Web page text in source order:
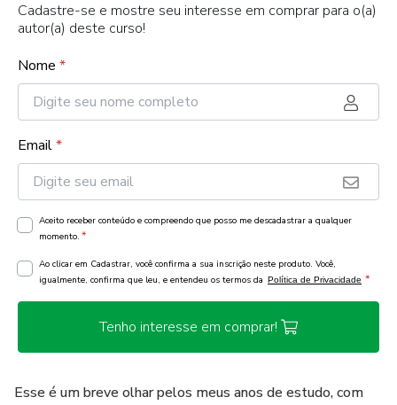
Cadastre-se e mostre seu interesse em comprar para o(a)
autor(a) deste curso!
Nome *
Email*
Aceito receber conteúdo e compreendo que posso me descadastrar a qualquer
momento. *
Ao clicar em Cadastrar, você confirma a sua inscrição neste produto. Você,
igualmente, confirma que leu, e entendeu os termos da Política de Privacidade *
Tenho interesse em comprar!
Esse é um breve olhar pelos meus anos de estudo, com